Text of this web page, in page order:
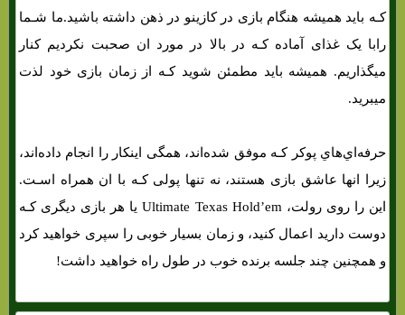
کـه باید همیشه هنگام بازی در کازینو در ذهن داشته باشید.ما شـما
رابا یک غذای آماده کـه در بالا در مورد ان صحبت نکردیم کنار
میگذاریم. همیشه باید مطمئن شوید کـه از زمان بازی خود لذت
میبرید.
حرفه‌اي‌هاي‌ پوکر کـه موفق شده‌اند، همگی اینکار را انجام داده‌اند،
زیرا انها عاشق بازی هستند، نه تنها پولی کـه با ان همراه اسـت.
این را روی رولت، Ultimate Texas Hold’em یا هر بازی دیگری کـه
دوست دارید اعمال کنید، و زمان بسیار خوبی را سپری خواهید کرد
و همچنین چند جلسه برنده خوب در طول راه خواهید داشت!